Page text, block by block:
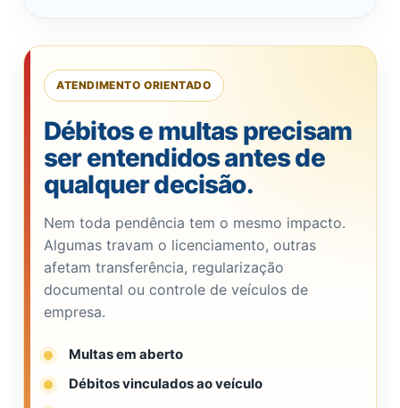
ATENDIMENTO ORIENTADO
Débitos e multas precisam
ser entendidos antes de
qualquer decisão.
Nem toda pendência tem o mesmo impacto.
Algumas travam o licenciamento, outras
afetam transferência, regularização
documental ou controle de veículos de
empresa.
Multas em aberto
Débitos vinculados ao veículo